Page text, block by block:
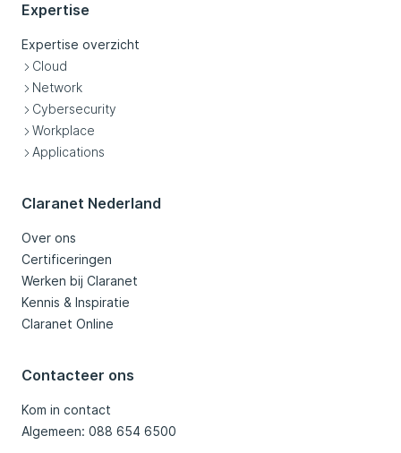
Expertise
Expertise overzicht
Cloud
Network
Cybersecurity
Workplace
Applications
Claranet Nederland
Over ons
Certificeringen
Werken bij Claranet
Kennis & Inspiratie
Claranet Online
Contacteer ons
Kom in contact
Algemeen: 088 654 6500